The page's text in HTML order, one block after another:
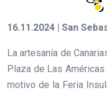
16.11.2024 | San
La artesanía de
Plaza de Las Américas
motivo de la Feria